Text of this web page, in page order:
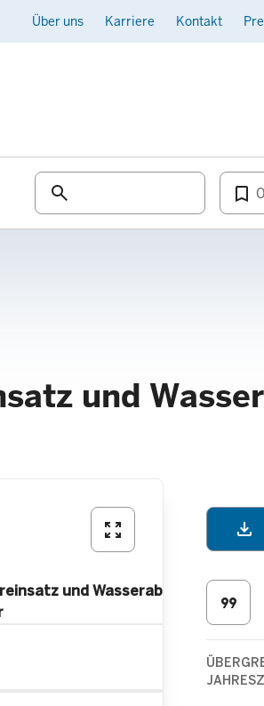
Kontakt
Über uns Karriere Kontakt
search bookmark_border 0
und
zoom_out_map
und Wasserabgabe
download
format_quote